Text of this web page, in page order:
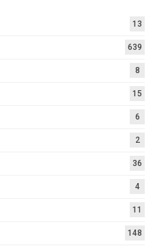
13
639
8
15
6
2
36
4
11
148